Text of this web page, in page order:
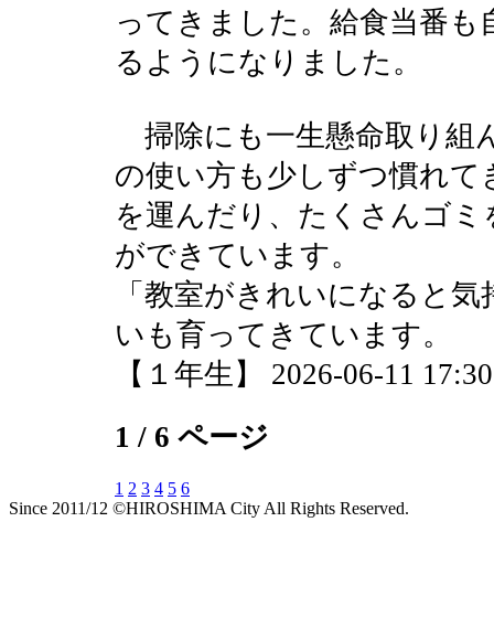
ってきました。給食当番
るようになりました。
掃除にも一生懸命取り組
の使い方も少しずつ慣れ
を運んだり、たくさんゴ
ができています。
「教室がきれいになると
いも育ってきています。
【１年生】 2026-06-11
1 / 6 ページ
1 2 3 4 5 6
Since 2011/12 ©HIROSHIMA City All Rights Reserved.